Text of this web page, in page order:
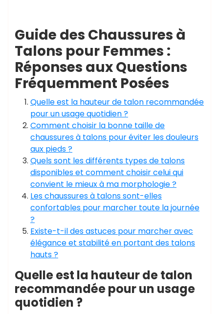
Guide des Chaussures à
Talons pour Femmes :
Réponses aux Questions
Fréquemment Posées
Quelle est la hauteur de talon recommandée
pour un usage quotidien ?
Comment choisir la bonne taille de
chaussures à talons pour éviter les douleurs
aux pieds ?
Quels sont les différents types de talons
disponibles et comment choisir celui qui
convient le mieux à ma morphologie ?
Les chaussures à talons sont-elles
confortables pour marcher toute la journée
?
Existe-t-il des astuces pour marcher avec
élégance et stabilité en portant des talons
hauts ?
Quelle est la hauteur de talon
recommandée pour un usage
quotidien ?